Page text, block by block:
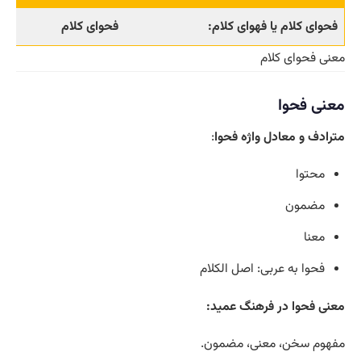
فحوای کلام یا فهوای کلام:
فحوای کلام
معنی فحوای کلام
معنی فحوا
مترادف و معادل واژه فحوا:
محتوا
مضمون
معنا
فحوا به عربی: اصل الکلام
معنی فحوا در فرهنگ عمید:
مفهوم سخن، معنی، مضمون.